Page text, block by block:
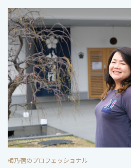
梅乃宿のプロフェッショナル